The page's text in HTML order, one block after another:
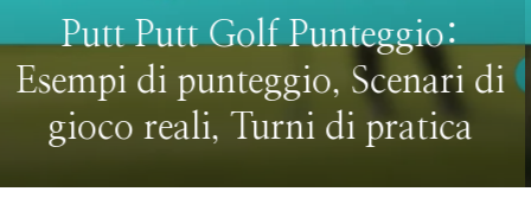
Putt Putt Golf Punteggio:
Punteggio per tornei, partite di
lega, giochi informali